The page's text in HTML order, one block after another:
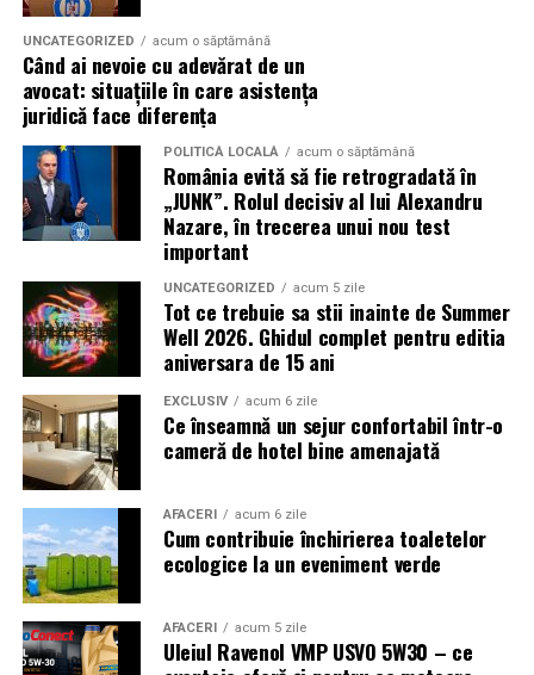
Atacurile sunt mai eficiente în contextul
evenimentelor globale
Campaniile de phishing asociate evenimentelor
importante profită de interesul public ridicat, de
presiunea timpului și de teama utilizatorilor că ar putea
pierde o ofertă sau o oportunitate. Mesajele care anunță
ultimele bilete disponibile, acces limitat la o transmisie
sau câștigarea unui premiu pot determina utilizatorii să
reacționeze înainte de a verifica sursa.
Turneul se încheie pe 19 iulie, iar specialiștii anticipează
o intensificare a activității frauduloase în perioada
finalei. Printre cele mai utilizate pretexte se numără
transmisiunile pirat, biletele revândute, pariurile,
tombolele, concursurile și falsele oferte de călătorie.
Pentru a răspunde riscurilor tot mai complexe,
cyber_Folks a lansat la finalul lunii iunie robo_Folks,
primul asistent AI integrat într-un panou de hosting
din România. Acesta poate efectua, la cererea
utilizatorului, un audit al securității site-ului, care
include verificarea certificatelor SSL, a configurărilor
DNS și a sistemelor SPF, DKIM și DMARC utilizate
UNCATEGORIZED acum o săptămână
Când ai nevoie cu adevărat de un
avocat: situațiile în care asistența
juridică face diferența
POLITICĂ LOCALĂ acum o săptămână
România evită să fie retrogradată în
„JUNK”. Rolul decisiv al lui Alexandru
Nazare, în trecerea unui nou test
important
UNCATEGORIZED acum 5 zile
Tot ce trebuie sa stii inainte de Summer
Well 2026. Ghidul complet pentru editia
aniversara de 15 ani
EXCLUSIV acum 6 zile
Ce înseamnă un sejur confortabil într-o
cameră de hotel bine amenajată
AFACERI acum 6 zile
Cum contribuie închirierea toaletelor
ecologice la un eveniment verde
AFACERI acum 5 zile
Uleiul Ravenol VMP USVO 5W30 – ce